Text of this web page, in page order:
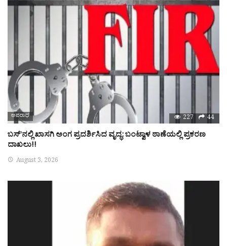
ಅಪರಾಧ 227 44
ಬಸ್’ನಲ್ಲಿ ಖಾಸಗಿ ಅಂಗ ಪ್ರದರ್ಶಿಸಿದ ವೃದ್ಧ: ಬಂಟ್ವಾಳ ಠಾಣೆಯಲ್ಲಿ ಪ್ರಕರಣ
ದಾಖಲು!!
August 3, 2026